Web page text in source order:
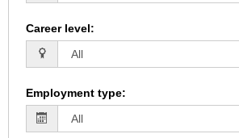
Career level:
Employment type: